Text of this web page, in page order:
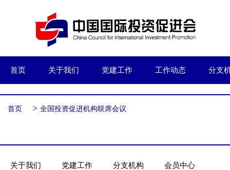
首页 关于我们 党建工作 工作动态 分支
首页 > 全国投资促进机构联席会议
关于我们 党建工作 分支机构 会员中心